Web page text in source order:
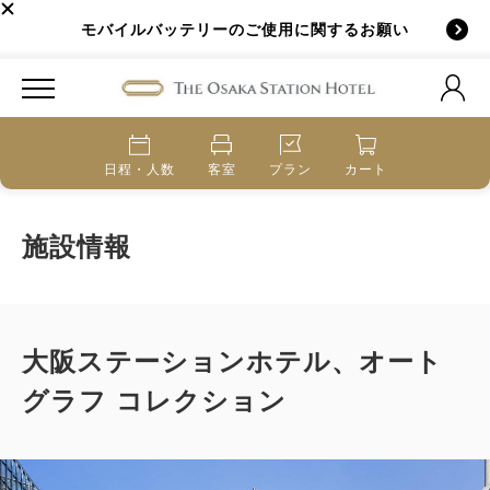
モバイルバッテリーのご使用に関するお願い
日程・人数 客室 プラン カート
施設情報
大阪ステーションホテル、オート
グラフ コレクション